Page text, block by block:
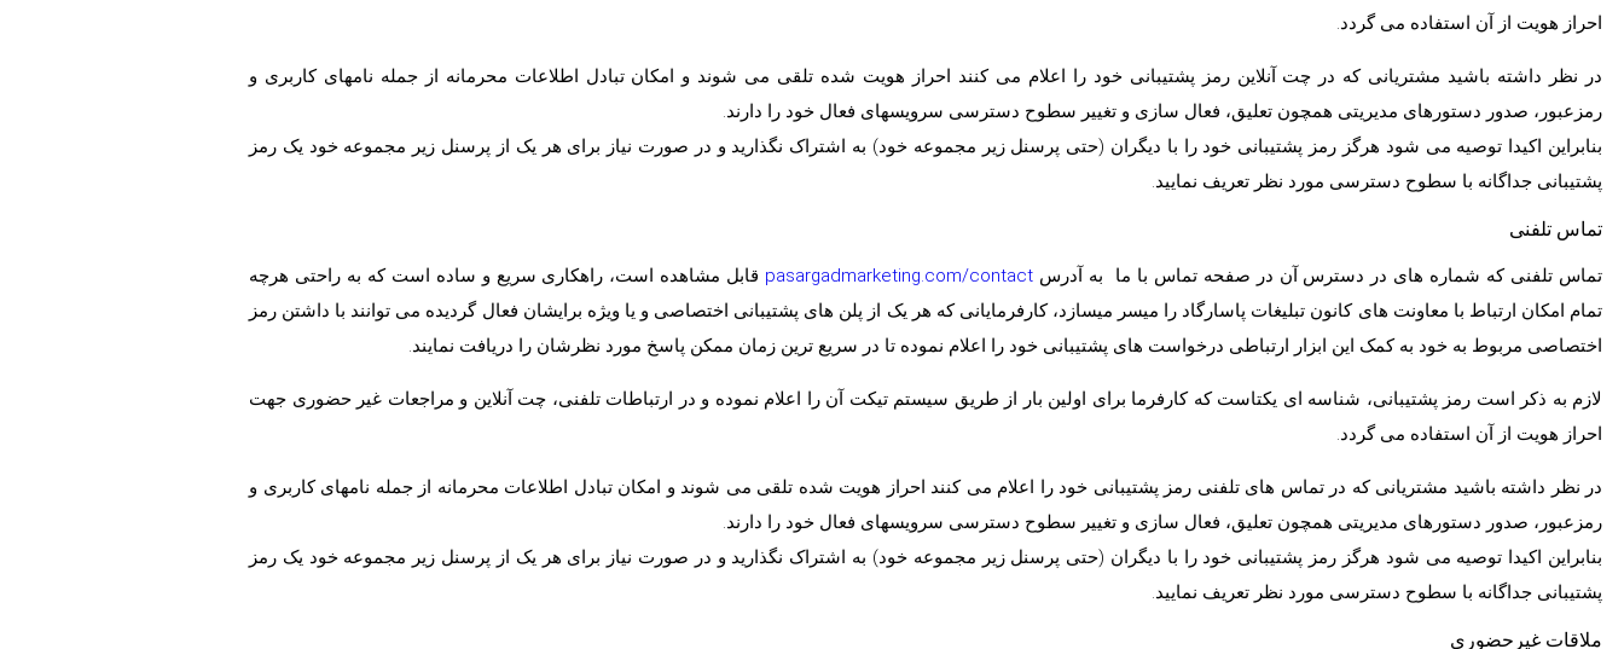
احراز هویت از آن استفاده می گردد.
در نظر داشته باشید مشتریانی که در چت آنلاین رمز پشتیبانی خود را اعلام می کنند احراز هویت شده تلقی می شوند و امکان تبادل اطلاعات محرمانه از جمله نامهای کاربری و
رمزعبور، صدور دستورهای مدیریتی همچون تعلیق، فعال سازی و تغییر سطوح دسترسی سرویسهای فعال خود را دارند.
بنابراین اکیدا توصیه می شود هرگز رمز پشتیبانی خود را با دیگران (حتی پرسنل زیر مجموعه خود) به اشتراک نگذارید و در صورت نیاز برای هر یک از پرسنل زیر مجموعه خود یک رمز
پشتیبانی جداگانه با سطوح دسترسی مورد نظر تعریف نمایید.
تماس تلفنی
تماس تلفنی که شماره های در دسترس آن در صفحه تماس با ما به آدرس pasargadmarketing.com/contact قابل مشاهده است، راهکاری سریع و ساده است که به راحتی هرچه
تمام امکان ارتباط با معاونت های کانون تبلیغات پاسارگاد را میسر میسازد، کارفرمایانی که هر یک از پلن های پشتیبانی اختصاصی و یا ویژه برایشان فعال گردیده می توانند با داشتن رمز
اختصاصی مربوط به خود به کمک این ابزار ارتباطی درخواست های پشتیبانی خود را اعلام نموده تا در سریع ترین زمان ممکن پاسخ مورد نظرشان را دریافت نمایند.
لازم به ذکر است رمز پشتیبانی، شناسه ای یکتاست که کارفرما برای اولین بار از طریق سیستم تیکت آن را اعلام نموده و در ارتباطات تلفنی، چت آنلاین و مراجعات غیر حضوری جهت
احراز هویت از آن استفاده می گردد.
در نظر داشته باشید مشتریانی که در تماس های تلفنی رمز پشتیبانی خود را اعلام می کنند احراز هویت شده تلقی می شوند و امکان تبادل اطلاعات محرمانه از جمله نامهای کاربری و
رمزعبور، صدور دستورهای مدیریتی همچون تعلیق، فعال سازی و تغییر سطوح دسترسی سرویسهای فعال خود را دارند.
بنابراین اکیدا توصیه می شود هرگز رمز پشتیبانی خود را با دیگران (حتی پرسنل زیر مجموعه خود) به اشتراک نگذارید و در صورت نیاز برای هر یک از پرسنل زیر مجموعه خود یک رمز
پشتیبانی جداگانه با سطوح دسترسی مورد نظر تعریف نمایید.
ملاقات غیرحضوری